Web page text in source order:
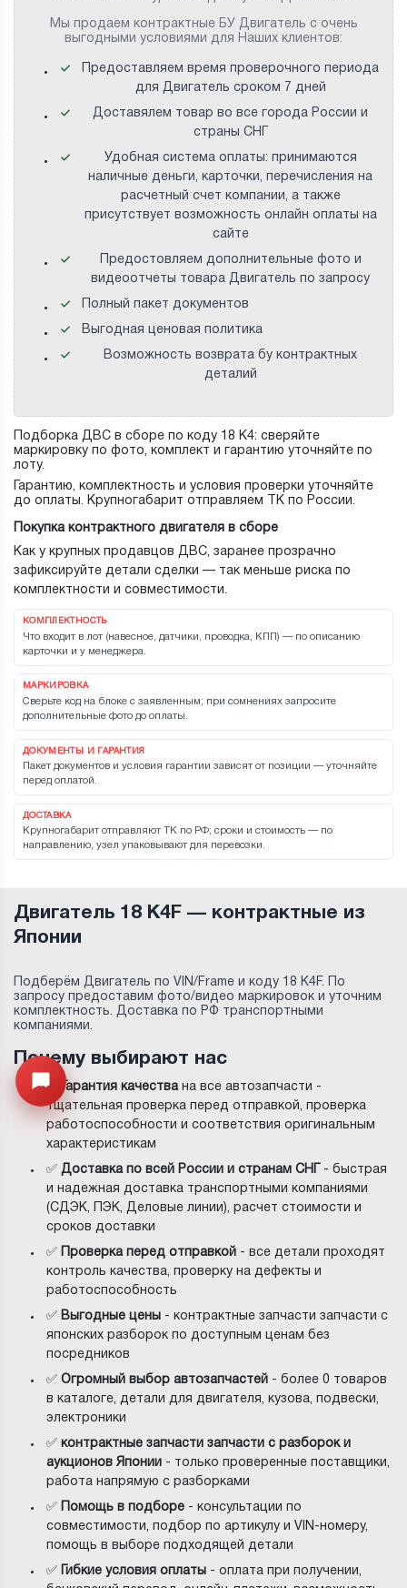
Мы продаем контрактные БУ Двигатель с очень
выгодными условиями для Наших клиентов:
Предоставляем время проверочного периода
для Двигатель сроком 7 дней
Доставялем товар во все города России и
страны СНГ
Удобная система оплаты: принимаются
наличные деньги, карточки, перечисления на
расчетный счет компании, а также
присутствует возможность онлайн оплаты на
сайте
Предостовляем дополнительные фото и
видеоотчеты товара Двигатель по запросу
Полный пакет документов
Выгодная ценовая политика
Возможность возврата бу контрактных
деталий
Подборка ДВС в сборе по коду 18 K4: сверяйте
маркировку по фото, комплект и гарантию уточняйте по
лоту.
Гарантию, комплектность и условия проверки уточняйте
до оплаты. Крупногабарит отправляем ТК по России.
Покупка контрактного двигателя в сборе
Как у крупных продавцов ДВС, заранее прозрачно
зафиксируйте детали сделки — так меньше риска по
комплектности и совместимости.
КОМПЛЕКТНОСТЬ
Что входит в лот (навесное, датчики, проводка, КПП) — по описанию
карточки и у менеджера.
МАРКИРОВКА
Сверьте код на блоке с заявленным; при сомнениях запросите
дополнительные фото до оплаты.
ДОКУМЕНТЫ И ГАРАНТИЯ
Пакет документов и условия гарантии зависят от позиции — уточняйте
перед оплатой.
ДОСТАВКА
Крупногабарит отправляют ТК по РФ; сроки и стоимость — по
направлению, узел упаковывают для перевозки.
Открыть меню
Двигатель 18 K4F — контрактные из
Японии
Подберём Двигатель по VIN/Frame и коду 18 K4F. По
запросу предоставим фото/видео маркировок и уточним
комплектность. Доставка по РФ транспортными
компаниями.
Почему выбирают нас
✅ Гарантия качествана все автозапчасти -
тщательная проверка перед отправкой, проверка
работоспособности и соответствия оригинальным
характеристикам
✅Доставка по всей России и странам СНГ
- быстрая
и надежная доставка транспортными компаниями
(СДЭК, ПЭК, Деловые линии), расчет стоимости и
сроков доставки
✅ Проверка перед отправкой - все детали проходят
контроль качества, проверку на дефекты и
работоспособность
✅ Выгодные цены - контрактные запчасти запчасти с
японских разборок по доступным ценам без
посредников
✅Огромный выбор автозапчастей - более 0 товаров
в каталоге, детали для двигателя, кузова, подвески,
электроники
✅ контрактные запчасти запчасти с разборок и
аукционов Японии - только проверенные поставщики,
работа напрямую с разборками
✅ Помощь в подборе - консультации по
совместимости, подбор по артикулу и VIN-номеру,
помощь в выборе подходящей детали
✅ Гибкие условия оплаты - оплата при получении,